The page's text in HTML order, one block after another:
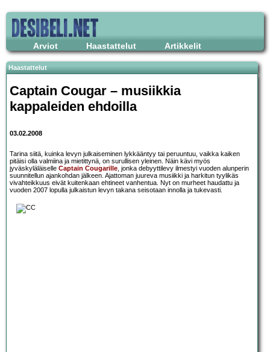
Arviot Haastattelut Artikkelit
Haastattelut
Captain Cougar – musiikkia
kappaleiden ehdoilla
03.02.2008
Tarina siitä, kuinka levyn julkaiseminen lykkääntyy tai peruuntuu, vaikka kaiken
pitäisi olla valmiina ja mietittynä, on surullisen yleinen. Näin kävi myös
jyväskyläläiselle Captain Cougarille, jonka debyyttilevy ilmestyi vuoden alunperin
suunnitellun ajankohdan jälkeen. Ajattoman juureva musiikki ja harkitun tyylikäs
vivahteikkuus eivät kuitenkaan ehtineet vanhentua. Nyt on murheet haudattu ja
vuoden 2007 lopulla julkaistun levyn takana seisotaan innolla ja tukevasti.